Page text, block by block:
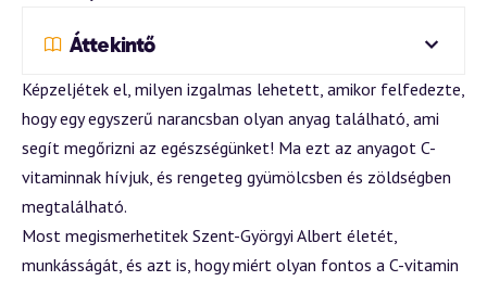
Áttekintő
Képzeljétek el, milyen izgalmas lehetett, amikor felfedezte,
hogy egy egyszerű narancsban olyan anyag található, ami
segít megőrizni az egészségünket! Ma ezt az anyagot C-
vitaminnak hívjuk, és rengeteg gyümölcsben és zöldségben
megtalálható.
Most megismerhetitek Szent-Györgyi Albert életét,
munkásságát, és azt is, hogy miért olyan fontos a C-vitamin